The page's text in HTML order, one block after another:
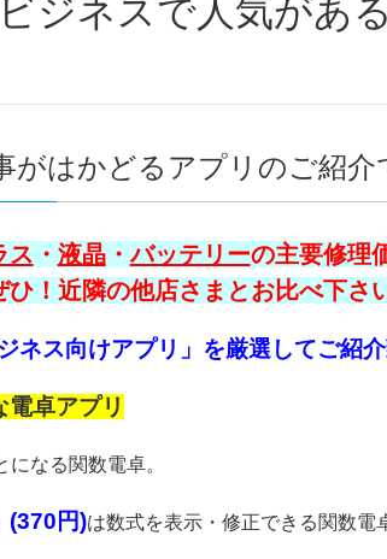
がはかどるアプリのご紹介
ス ・ 液晶・バッテリーの主要修理
ひ！近隣の他店さまとお比べ下さ
ネス向けアプリ」を厳選してご紹
卓アプリ
なる関数電卓。
(370円)は数式を表示・修正できる関数電